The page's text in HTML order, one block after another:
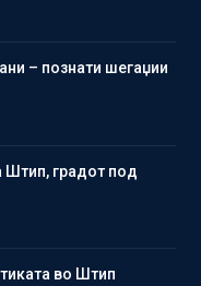
– познати шегаџии
Штип, градот под
во Штип